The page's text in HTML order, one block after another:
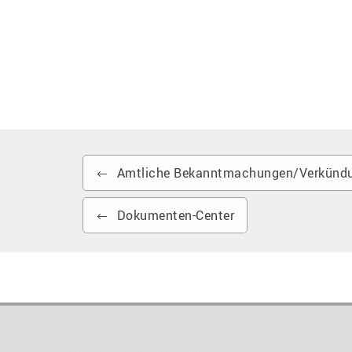
Amtliche Bekanntmachungen/
Dokumenten-Center